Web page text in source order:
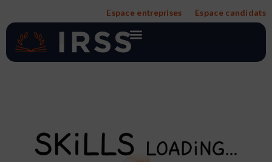
contenu
Espace entreprises Espace candidats